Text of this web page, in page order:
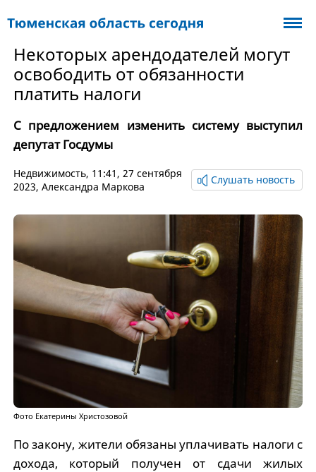
Некоторых арендодателей могут
освободить от обязанности
платить налоги
С предложением изменить систему выступил
депутат Госдумы
Недвижимость, 11:41, 27 сентября
2023, Александра Маркова
Слушать новость
Фото Екатерины Христозовой
По закону, жители обязаны уплачивать налоги с
дохода, который получен от сдачи жилых